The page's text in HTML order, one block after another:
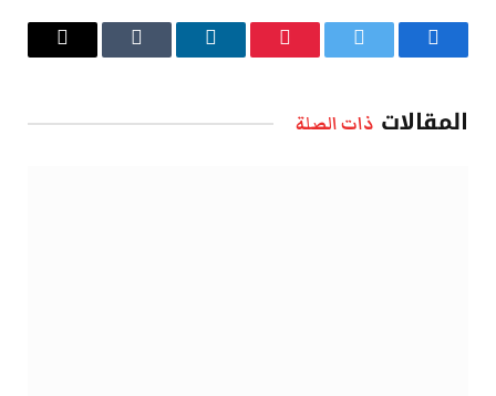
فيسبوك تويتر بينتيريستلينكدإن Tumblr
البريد
المقالات ذات الصلة